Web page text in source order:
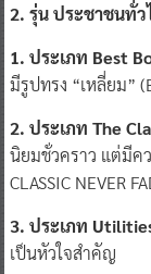
2. รุ่น ประชาชนทั่
1. ประเภท Best
มีรูปทรง “เหลี่ยม”
2. ประเภท The
นิยมชั่วคราว แต่มีค
CLASSIC NEVER
3. ประเภท
เป็นหัวใจสำคัญ